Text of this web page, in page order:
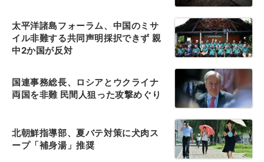
太平洋諸島フォーラム、中国のミサ
イル非難する共同声明採択できず 親
中2か国が反対
国連事務総長、ロシアとウクライナ
両国を非難 民間人狙った攻撃めぐり
北朝鮮指導部、夏バテ対策に犬肉ス
ープ「補身湯」推奨